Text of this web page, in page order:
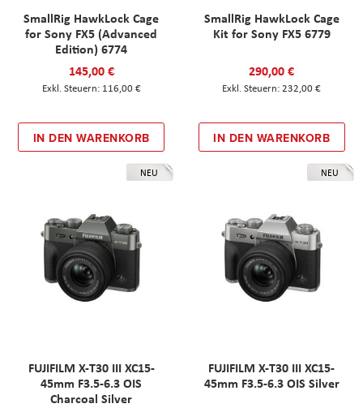
SmallRig HawkLock Cage
for Sony FX5 (Advanced
Edition) 6774
145,00 €
116,00 €
IN DEN WARENKORB
SmallRig HawkLock Cage
Kit for Sony FX5 6779
290,00 €
232,00 €
IN DEN WARENKORB
NEU
FUJIFILM X-T30 III XC15-
45mm F3.5-6.3 OIS
Charcoal Silver
NEU
FUJIFILM X-T30 III XC15-
45mm F3.5-6.3 OIS Silver